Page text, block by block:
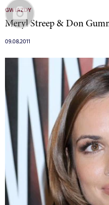
GWIAZDY
Meryl Streep & Don
09.08.2011